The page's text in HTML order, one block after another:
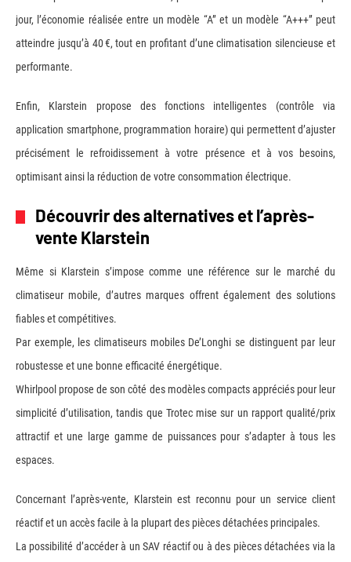
jour, l’économie réalisée entre un modèle “A” et un modèle “A+++” peut
atteindre jusqu’à 40 €, tout en profitant d’une climatisation silencieuse et
performante.
Enfin, Klarstein propose des fonctions intelligentes (contrôle via
application smartphone, programmation horaire) qui permettent d’ajuster
précisément le refroidissement à votre présence et à vos besoins,
optimisant ainsi la réduction de votre consommation électrique.
Découvrir des alternatives et l’après-
vente Klarstein
Même si Klarstein s’impose comme une référence sur le marché du
climatiseur mobile, d’autres marques offrent également des solutions
fiables et compétitives.
Par exemple, les climatiseurs mobiles De’Longhi se distinguent par leur
robustesse et une bonne efficacité énergétique.
Whirlpool propose de son côté des modèles compacts appréciés pour leur
simplicité d’utilisation, tandis que Trotec mise sur un rapport qualité/prix
attractif et une large gamme de puissances pour s’adapter à tous les
espaces.
Concernant l’après-vente, Klarstein est reconnu pour un service client
réactif et un accès facile à la plupart des pièces détachées principales.
La possibilité d’accéder à un SAV réactif ou à des pièces détachées via la